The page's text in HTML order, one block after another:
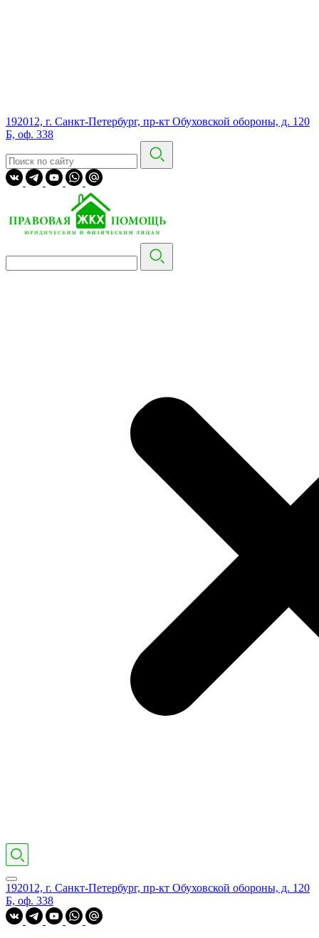
192012, г. Санкт-Петербург, пр-кт Обуховской обороны, д. 120
Б, оф. 338
192012, г. Санкт-Петербург, пр-кт Обуховской обороны, д. 120
Б, оф. 338